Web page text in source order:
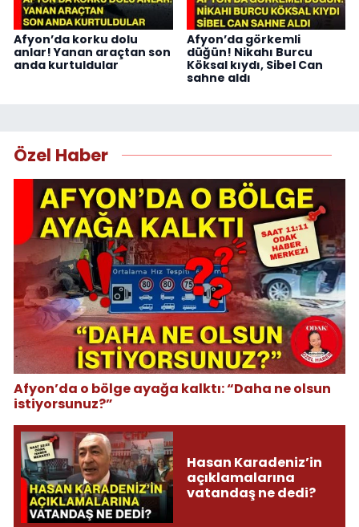
Afyon’da korku dolu
anlar! Yanan araçtan son
anda kurtuldular
Afyon’da görkemli
düğün! Nikahı Burcu
Köksal kıydı, Sibel Can
sahne aldı
Özel Haber
Afyon’da o bölge ayağa kalktı: “Daha ne olsun
istiyorsunuz?”
Hasan Karadeniz’in
açıklamalarına
vatandaş ne dedi?